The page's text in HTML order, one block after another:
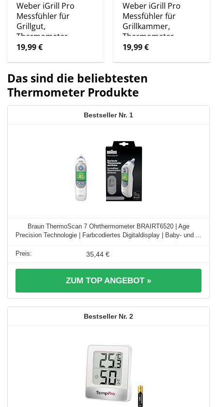
Weber iGrill Pro
Messfühler für
Grillgut,
Thermometer
19,99€
Weber iGrill Pro
Messfühler für
Grillkammer,
Thermometer
19,99€
Das sind die beliebtesten
Thermometer Produkte
1
Braun ThermoScan 7 Ohrthermometer BRAIRT6520 | Age
Precision Technologie | Farbcodiertes Digitaldisplay | Baby- und ...
35,44 €
ZUM TOP ANGEBOT »
2